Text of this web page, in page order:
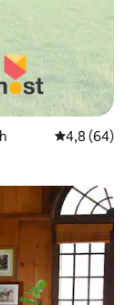
4,8 de uma
4,8 (64)